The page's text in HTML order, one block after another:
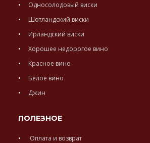
Односолодовый виски
Шотландский виски
Ирландский виски
Хорошее недорогое вино
Красное вино
Белое вино
Джин
ПОЛЕЗНОЕ
Оплата и возврат